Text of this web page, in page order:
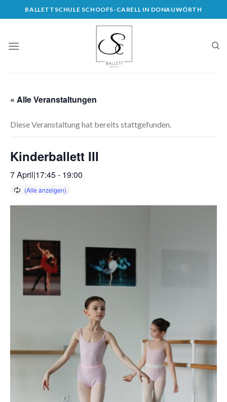
to
BALLETTSCHULE SCHOOFS-CARELL IN DONAUWÖRTH
« Alle Veranstaltungen
Diese Veranstaltung hat bereits stattgefunden.
Kinderballett III
7 April|17:45- 19:00